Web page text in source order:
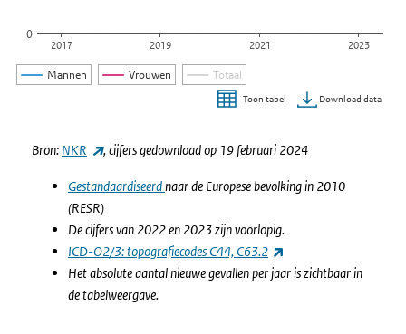
Mannen Vrouwen Totaal
0
2017 2019 2021 2023
Toon tabel Download data
Bron: NKR (externe link)
, cijfers gedownload op 19 februari 2024
Gestandaardiseerdnaar de Europese bevolking in 2010
(RESR)
De cijfers van 2022 en 2023 zijn voorlopig.
ICD-O2/3: topografiecodes C44, C63.2
Het absolute aantal nieuwe gevallen per jaar is zichtbaar in
de tabelweergave.